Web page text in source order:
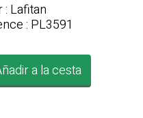
: Lafitan
: PL3591
a la cesta